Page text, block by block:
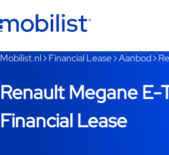
Je bent nu voorbij het hoofdmenu
Mobilist.nl Financial Lease Aanbod
Renault Megane E-
Financial Lease